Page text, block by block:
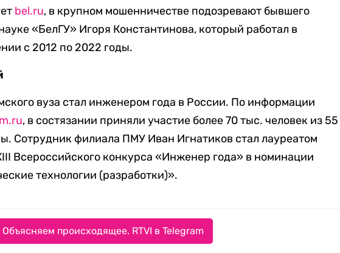
bel.ru, в крупном мошенничестве подозревают бывшего
«БелГУ» Игоря Константинова, который работал в
с 2012 по 2022 годы.
вуза стал инженером года в России. По информации
, в состязании приняли участие более 70 тыс. человек из 55
Сотрудник филиала ПМУ Иван Игнатиков стал лауреатом
Всероссийского конкурса «Инженер года» в номинации
технологии (разработки)».
Объясняем происходящее. RTVI в Telegram